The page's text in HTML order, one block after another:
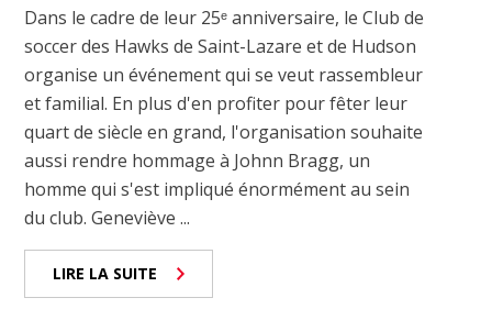
Dans le cadre de leur 25ᵉ anniversaire, le Club de
soccer des Hawks de Saint-Lazare et de Hudson
organise un événement qui se veut rassembleur
et familial. En plus d'en profiter pour fêter leur
quart de siècle en grand, l'organisation souhaite
aussi rendre hommage à Johnn Bragg, un
homme qui s'est impliqué énormément au sein
du club. Geneviève ...
LIRE LA SUITE